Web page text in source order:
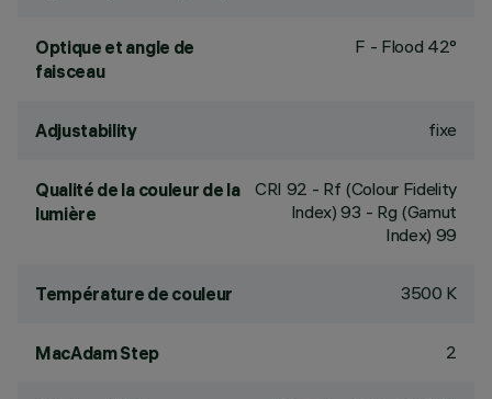
Optique et angle de
faisceau
F - Flood 42°
Adjustability fixe
Qualité de la couleur de la
lumière
CRI 92 - Rf (Colour Fidelity
Index) 93 - Rg (Gamut
Index) 99
Température de couleur 3500 K
MacAdam Step 2